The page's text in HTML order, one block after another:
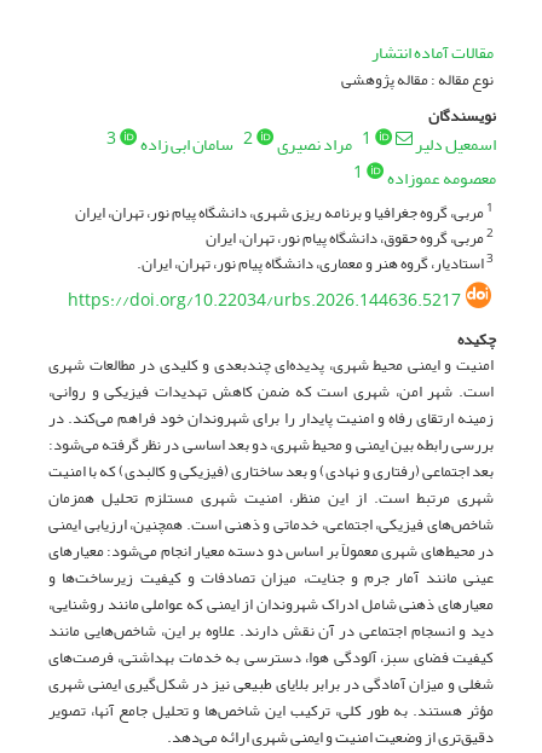
مقالات آماده انتشار
نوع مقاله : مقاله پژوهشی
نویسندگان
اسمعیل دلیر 1 مراد نصیری 2 سامان ابی زاده
3
معصومه عموزاده
1
1مربی، گروه جغرافیا و برنامه ریزی شهری، دانشگاه پیام نور، تهران، ایران
2مربی، گروه حقوق، دانشگاه پیام نور، تهران، ایران
3استادیار، گروه هنر و معماری، دانشگاه پیام نور، تهران، ایران.
https://doi.org/10.22034/urbs.2026.144636.5217
چکیده
امنیت و ایمنی محیط شهری، پدیده‌ای چندبعدی و کلیدی در مطالعات شهری
است. شهر امن، شهری است که ضمن کاهش تهدیدات فیزیکی و روانی،
زمینه ارتقای رفاه و امنیت پایدار را برای شهروندان خود فراهم می‌کند. در
بررسی رابطه بین ایمنی و محیط شهری، دو بعد اساسی در نظر گرفته می‌شود:
بعد اجتماعی (رفتاری و نهادی) و بعد ساختاری (فیزیکی و کالبدی) که با امنیت
شهری مرتبط است. از این منظر، امنیت شهری مستلزم تحلیل همزمان
شاخص‌های فیزیکی، اجتماعی، خدماتی و ذهنی است. همچنین، ارزیابی ایمنی
در محیط‌های شهری معمولاً بر اساس دو دسته معیار انجام می‌شود: معیارهای
عینی مانند آمار جرم و جنایت، میزان تصادفات و کیفیت زیرساخت‌ها و
معیارهای ذهنی شامل ادراک شهروندان از ایمنی که عواملی مانند روشنایی،
دید و انسجام اجتماعی در آن نقش دارند. علاوه بر این، شاخص‌هایی مانند
کیفیت فضای سبز، آلودگی هوا، دسترسی به خدمات بهداشتی، فرصت‌های
شغلی و میزان آمادگی در برابر بلایای طبیعی نیز در شکل‌گیری ایمنی شهری
مؤثر هستند. به طور کلی، ترکیب این شاخص‌ها و تحلیل جامع آنها، تصویر
دقیق‌تری از وضعیت امنیت و ایمنی شهری ارائه می‌دهد.